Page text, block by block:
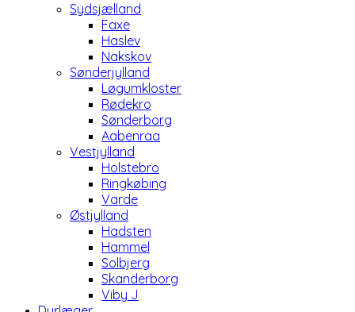
Sydsjælland
Faxe
Haslev
Nakskov
Sønderjylland
Løgumkloster
Rødekro
Sønderborg
Aabenraa
Vestjylland
Holstebro
Ringkøbing
Varde
Østjylland
Hadsten
Hammel
Solbjerg
Skanderborg
Viby J